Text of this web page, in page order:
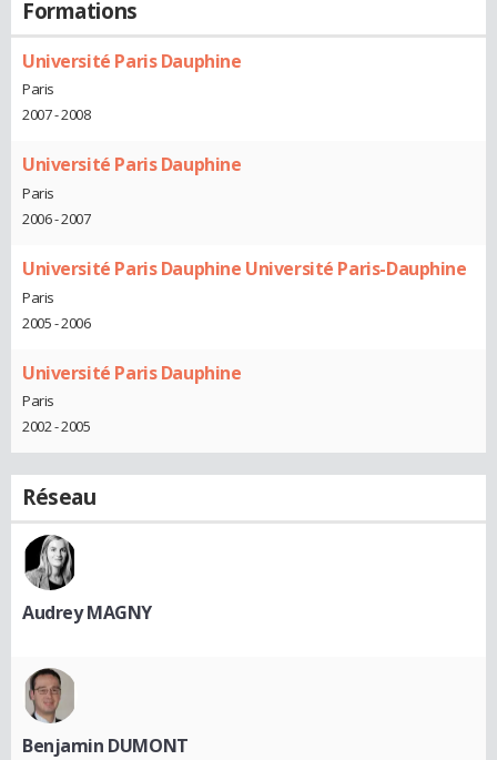
Formations
Université Paris Dauphine
Paris
2007 - 2008
Université Paris Dauphine
Paris
2006 - 2007
Université Paris Dauphine Université Paris-Dauphine
Paris
2005 - 2006
Université Paris Dauphine
Paris
2002 - 2005
Réseau
Audrey MAGNY
Benjamin DUMONT